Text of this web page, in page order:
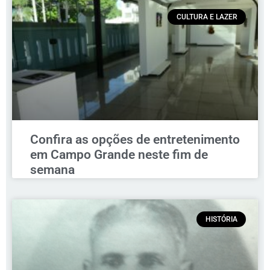
CULTURA E LAZER
Confira as opções de entretenimento
em Campo Grande neste fim de
semana
HISTÓRIA